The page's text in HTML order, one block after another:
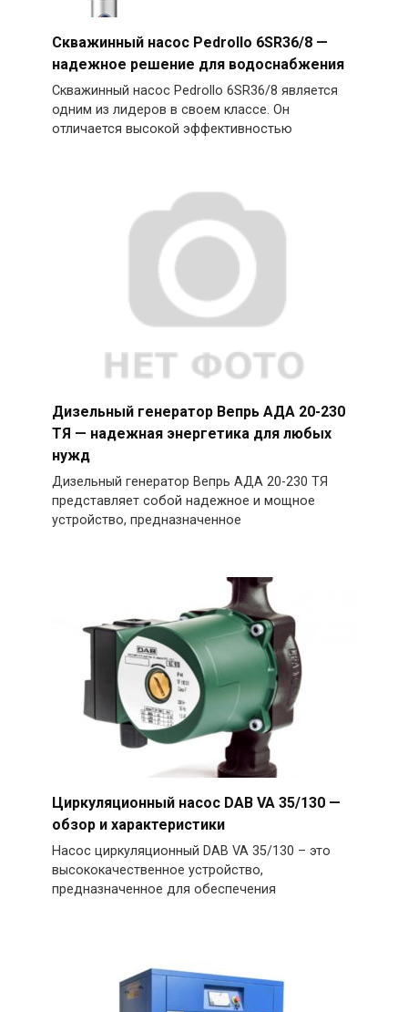
Скважинный насос Pedrollo 6SR36/8 —
надежное решение для водоснабжения
Скважинный насос Pedrollo 6SR36/8 является
одним из лидеров в своем классе. Он
отличается высокой эффективностью
Дизельный генератор Вепрь АДА 20-230
ТЯ — надежная энергетика для любых
нужд
Дизельный генератор Вепрь АДА 20-230 ТЯ
представляет собой надежное и мощное
устройство, предназначенное
Циркуляционный насос DAB VA 35/130 —
обзор и характеристики
Насос циркуляционный DAB VA 35/130 – это
высококачественное устройство,
предназначенное для обеспечения